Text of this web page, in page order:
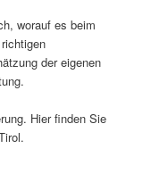
worauf es beim
der eigenen
Hier finden Sie